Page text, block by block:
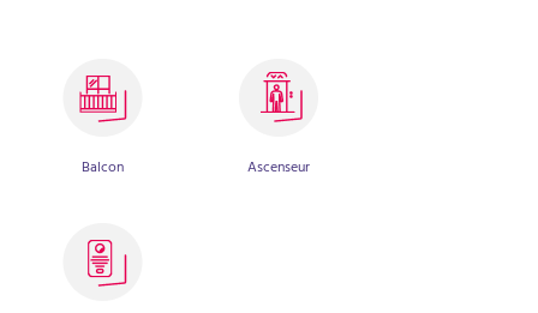
Balcon Ascenseur